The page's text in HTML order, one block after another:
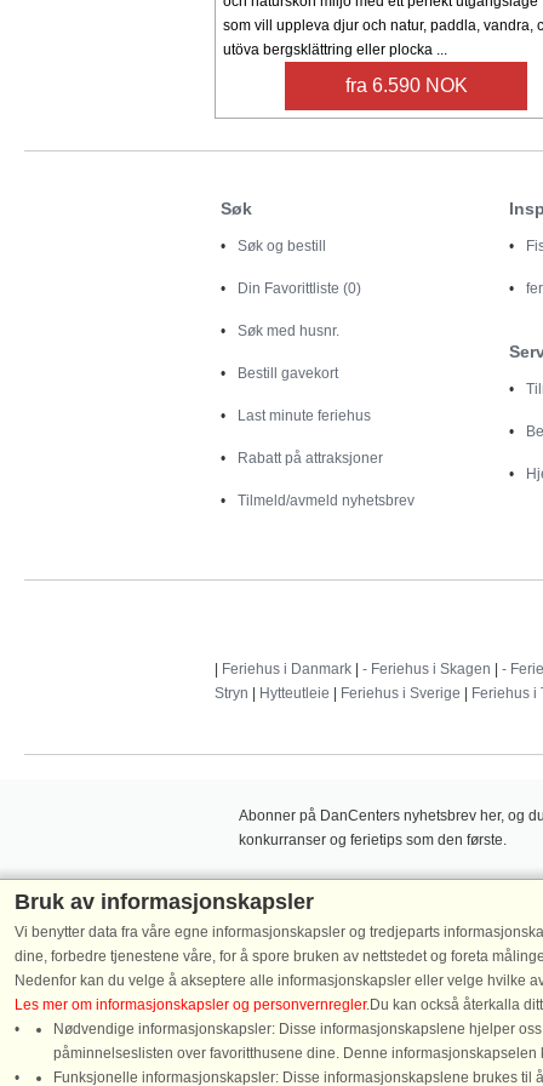
som vill uppleva djur och natur, paddla, vandra,
utöva bergsklättring eller plocka ...
fra 6.590 NOK
Søk
Søk og bestill
Din Favorittliste (0)
Søk med husnr.
Bestill gavekort
Last minute feriehus
Rabatt på attraksjoner
Tilmeld/avmeld nyhetsbrev
| Feriehus i Danmark | - Feriehus i Skagen | -
Stryn | Hytteutleie | Feriehus i Sverige | Feriehus i
Abonner på DanCenters nyhetsbrev her, og
konkurranser og ferietips som den første.
Følg oss på:
Bruk av informasjonskapsler
Vi benytter data fra våre egne informasjonskapsler og tredjeparts
dine, forbedre tjenestene våre, for å spore bruken av nettstedet og foreta
Nedenfor kan du velge å akseptere alle informasjonskapsler eller velge hvilke
Les mer om informasjonskapsler og personvernregler.Du kan också återkalla
Nødvendige informasjonskapsler: Disse informasjonskapslene hjelper
påminnelseslisten over favoritthusene dine. Denne informasjonskapselen
Funksjonelle informasjonskapsler: Disse informasjonskapslene brukes